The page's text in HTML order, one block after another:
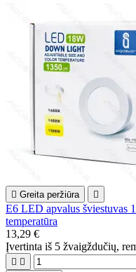
 Greita peržiūra 
E6 LED apvalus šviestuvas
temperatūra
13,29 €
Įvertinta iš 5 žvaigždučių,
 